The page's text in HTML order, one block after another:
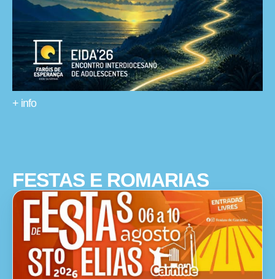
+ info
FESTAS E ROMARIAS